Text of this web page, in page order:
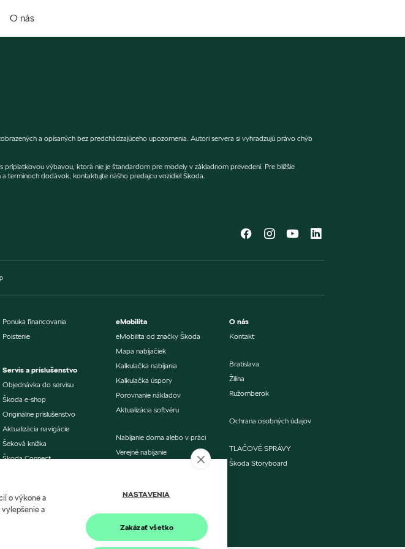
O nás
a opísaných bez predchádzajúceho upozornenia. Autori servera si vyhradzujú právo chýb
výbavou, ktorá nie je štandardom pre modely v základnom prevedení. Pre bližšie
termínoch dodávok, kontaktujte nášho predajcu vozidiel Škoda.
Ponuka financovania
Poistenie
Servis a príslušenstvo
Objednávka do servisu
Škoda e-shop
Originálne príslušenstvo
Aktualizácia navigácie
Šeková knižka
Škoda Connect
eMobilita
eMobilita od značky Škoda
Mapa nabíjačiek
Kalkulačka nabíjania
Kalkulačka úspory
Porovnanie nákladov
Aktualizácia softvéru
Nabíjanie doma alebo v práci
Verejné nabíjanie
O nás
Kontakt
Bratislava
Žilina
Ružomberok
Ochrana osobných údajov
TLAČOVÉ SPRÁVY
Škoda Storyboard
o výkone a
a
NASTAVENIA
Zakázať všetko